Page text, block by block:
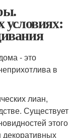
- это
в
лиан,
Существует
этого